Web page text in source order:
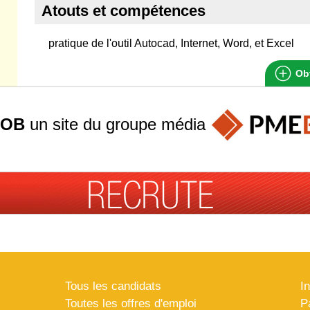
Atouts et compétences
pratique de l'outil Autocad, Internet, Word, et Excel
un site du groupe média
Tous les candidats
Toutes les offres d'emploi